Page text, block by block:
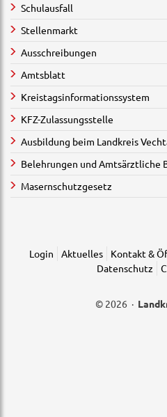
Schulausfall
Stellenmarkt
Ausschreibungen
Amtsblatt
Kreistagsinformationssystem
KFZ-Zulassungsstelle
Ausbildung beim Landkreis
Belehrungen und Amtsärztliche
Masernschutzgesetz
Login Aktuelles Kontakt &
Datenschutz
© 2026 ·